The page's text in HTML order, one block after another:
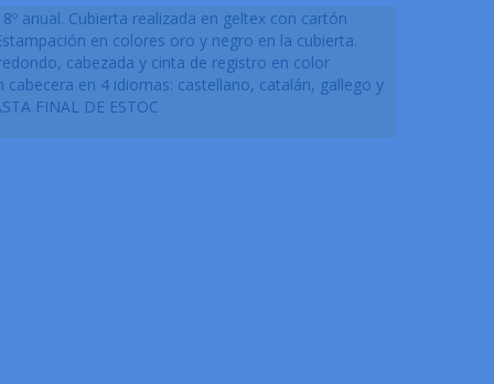
anual. Cubierta realizada en geltex con cartón
en colores oro y negro en la cubierta.
cabezada y cinta de registro en color
cabecera en 4 idiomas: castellano, catalán, gallego y
FINAL DE ESTOC